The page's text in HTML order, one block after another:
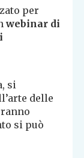
per
webinar di
si
delle
si può